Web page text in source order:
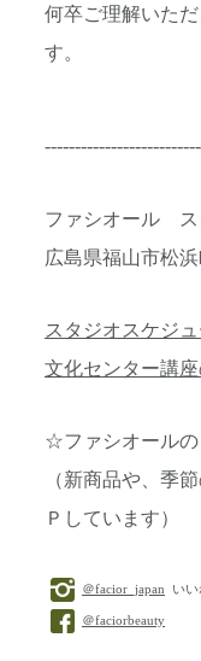
何卒ご理解いた
す。
ファシオール ス
広島県福山市松浜
スタジオスケジ
文化センター講
☆ファシオール
（新商品や、季
Ｐしています）
＠facior_japan い
＠faciorbeauty